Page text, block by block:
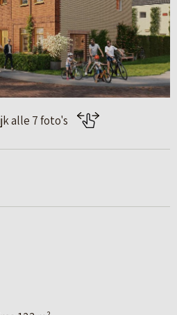
alle 7 foto's